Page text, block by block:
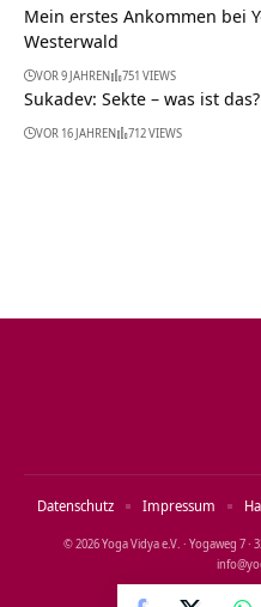
Mein erstes Ankommen bei
Westerwald
VOR 9 JAHREN 751 VIEWS
Sukadev: Sekte – was ist das?
VOR 16 JAHREN 712 VIEWS
© 2026 Yoga Vidya e.V. · Yogaweg 7 ·
Datenschutz Impressum